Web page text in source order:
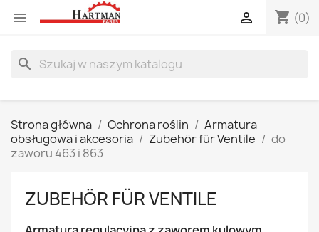
 shopping_cart (0)

search
Strona główna Ochrona roślin
Armatura
obsługowa i akcesoria
Zubehör für Ventile
do
zaworu 463 i 863
ZUBEHÖR FÜR VENTILE